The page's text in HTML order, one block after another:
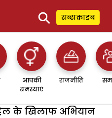
⚲ सब्सक्राइब
आपकी
समस्याएं
राजनीति
के खिलाफ अभियान